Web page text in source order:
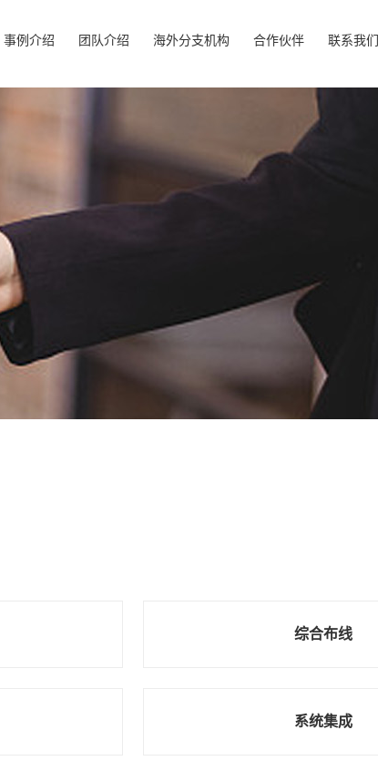
事例介绍 团队介绍 海外分支机构 合作伙伴 联系我们
综合布线
系统集成